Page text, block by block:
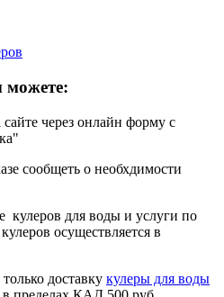
можете:
через онлайн форму с
сообщеть о необхдимости
кулеров для воды и услуги по
осуществляется в
доставку кулеры для воды